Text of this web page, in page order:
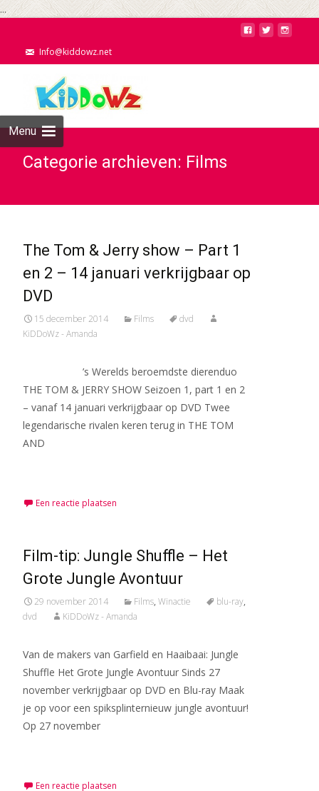
...
Info@kiddowz.net
Menu
Categorie archieven: Films
The Tom & Jerry show – Part 1
en 2 – 14 januari verkrijgba​ar op
DVD
15 december 2014 Films
dvd
KiDDoWz - Amanda
’s Werelds beroemdste dierenduo
THE TOM & JERRY SHOW Seizoen 1, part 1 en 2
– vanaf 14 januari verkrijgbaar op DVD Twee
legendarische rivalen keren terug in THE TOM
AND
Een reactie plaatsen
Film-tip: Jungle Shuffle – Het
Grote Jungle Avontuur
29 november 2014 Films, Winactie blu-ray,
dvd
KiDDoWz - Amanda
Van de makers van Garfield en Haaibaai: Jungle
Shuffle Het Grote Jungle Avontuur Sinds 27
november verkrijgbaar op DVD en Blu-ray Maak
je op voor een spiksplinternieuw jungle avontuur!
Op 27 november
Een reactie plaatsen